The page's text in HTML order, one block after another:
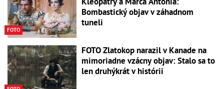
FOTO
Bombastický objav v záhadnom
tuneli
FOTO Zlatokop narazil v Kanade na
mimoriadne vzácny objav: Stalo sa to
len druhýkrát v histórii